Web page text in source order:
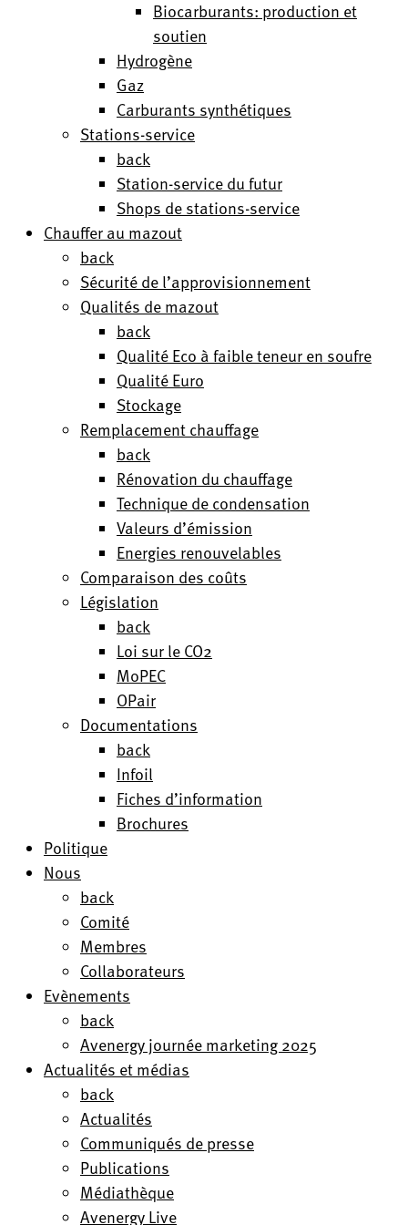
Biocarburants: production et
soutien
Hydrogène
Gaz
Carburants synthétiques
Stations-service
back
Station-service du futur
Shops de stations-service
Chauffer au mazout
back
Sécurité de l’approvisionnement
Qualités de mazout
back
Qualité Eco à faible teneur en soufre
Qualité Euro
Stockage
Remplacement chauffage
back
Rénovation du chauffage
Technique de condensation
Valeurs d’émission
Energies renouvelables
Comparaison des coûts
Législation
back
Loi sur le CO2
MoPEC
OPair
Documentations
back
Infoil
Fiches d’information
Brochures
Politique
Nous
back
Comité
Membres
Collaborateurs
Evènements
back
Avenergy journée marketing 2025
Actualités et médias
back
Actualités
Communiqués de presse
Publications
Médiathèque
Avenergy Live